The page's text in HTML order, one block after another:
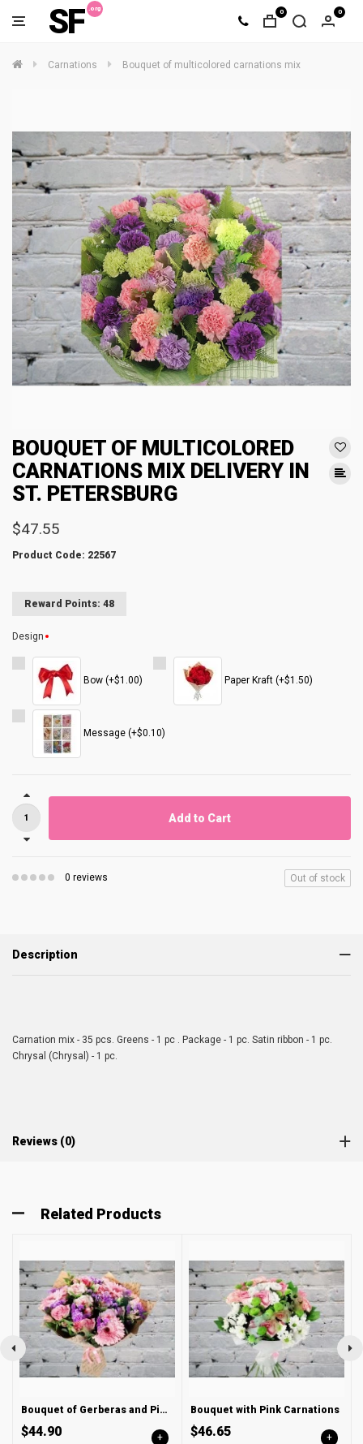
SF 0 0
Carnations Bouquet of multicolored carnations mix
BOUQUET OF MULTICOLORED
CARNATIONS MIX DELIVERY IN
ST. PETERSBURG
$47.55
Product Code: 22567
Reward Points: 48
Design
Bow (+$1.00) Paper Kraft (+$1.50)
Message (+$0.10)
Add to Cart
0 reviews Out of stock
Description
Carnation mix - 35 pcs. Greens - 1 pc . Package - 1 pc. Satin ribbon - 1 pc.
Chrysal (Chrysal) - 1 pc.
Reviews (0)
Related Products
Bouquet of Gerberas and Pink Roses
$44.90 +
Bouquet with Pink Carnations
$46.65 +